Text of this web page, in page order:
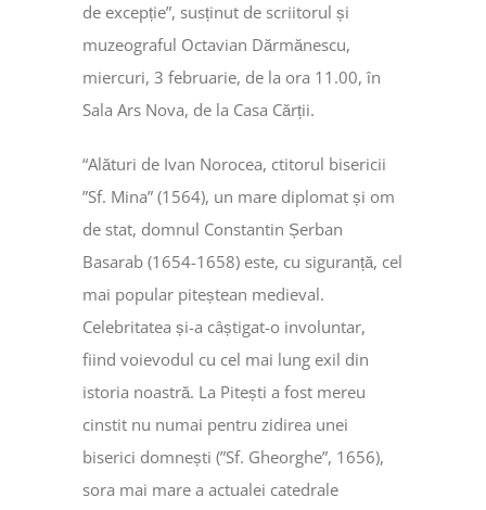
de excepție”, susținut de scriitorul și
muzeograful Octavian Dărmănescu,
miercuri, 3 februarie, de la ora 11.00, în
Sala Ars Nova, de la Casa Cărții.
“Alături de Ivan Norocea, ctitorul bisericii
”Sf. Mina” (1564), un mare diplomat și om
de stat, domnul Constantin Șerban
Basarab (1654-1658) este, cu siguranță, cel
mai popular piteștean medieval.
Celebritatea și-a câștigat-o involuntar,
fiind voievodul cu cel mai lung exil din
istoria noastră. La Pitești a fost mereu
cinstit nu numai pentru zidirea unei
biserici domnești (”Sf. Gheorghe”, 1656),
sora mai mare a actualei catedrale